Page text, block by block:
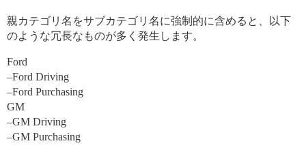
親カテゴリ名をサブカテゴリ名に強制的に含めると、以下
のような冗長なものが多く発生します。
Ford
–Ford Driving
–Ford Purchasing
GM
–GM Driving
–GM Purchasing